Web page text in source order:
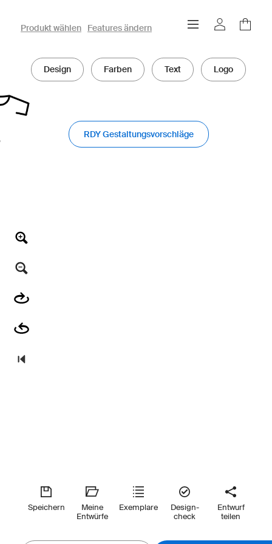
owayo 3D-Konfigurator
Produkt wählen Features ändern
Design Farben Text Logo
RDY Gestaltungsvorschläge
Speichern
Meine
Entwürfe
Exemplare
Design-
check
Entwurf
teilen